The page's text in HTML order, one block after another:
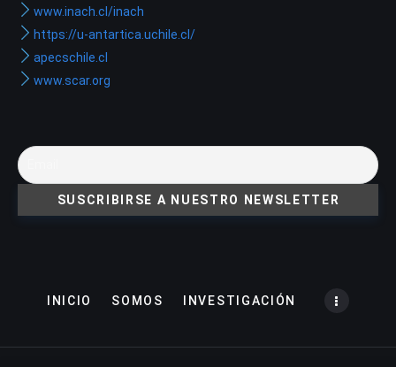
www.inach.cl/inach
https://u-antartica.uchile.cl/
apecschile.cl
www.scar.org
INICIO SOMOS INVESTIGACIÓN